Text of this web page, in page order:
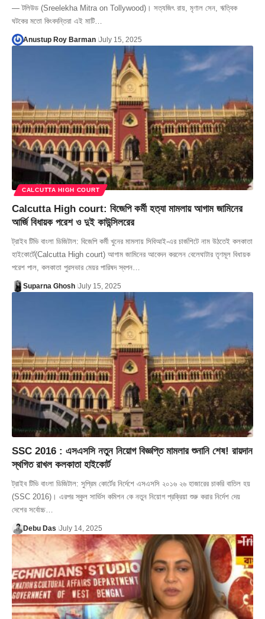
— টলিউড (Sreelekha Mitra on Tollywood)। সত্যজিৎ রায়, মৃণাল সেন, ঋত্বিক
ঘটকের মতো কিংবদন্তিরা এই মাটি…
Anustup Roy Barman July 15, 2025
CALCUTTA HIGH COURT
Calcutta High court: বিজেপি কর্মী হত্যা মামলায় আগাম জামিনের
আর্জি বিধায়ক পরেশ ও দুই কাউন্সিলরের
ট্রাইব টিভি বাংলা ডিজিটাল: বিজেপি কর্মী খুনের মামলায় সিবিআই-এর চার্জশিটে নাম উঠতেই কলকাতা
হাইকোর্টে(Calcutta High court) আগাম জামিনের আবেদন করলেন বেলেঘাটার তৃণমূল বিধায়ক
পরেশ পাল, কলকাতা পুরসভার মেয়র পারিষদ স্বপন…
Suparna Ghosh July 15, 2025
SSC 2016 : এসএসসি নতুন নিয়োগ বিজ্ঞপ্তি মামলার শুনানি শেষ! রায়দান
স্থগিত রাখল কলকাতা হাইকোর্ট
ট্রাইব টিভি বাংলা ডিজিটাল: সুপ্রিম কোর্টের নির্দেশে এসএসসি ২০১৬ ২৬ হাজারের চাকরি বাতিল হয়
(SSC 2016)। এরপর স্কুল সার্ভিস কমিশন কে নতুন নিয়োগ প্রক্রিয়া শুরু করার নির্দেশ দেয়
দেশের সর্বোচ্চ…
Debu Das July 14, 2025